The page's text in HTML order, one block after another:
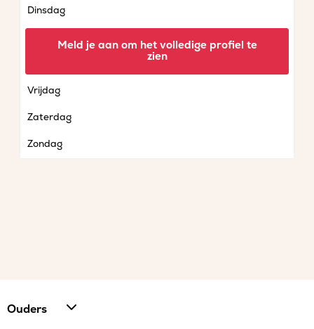
Dinsdag
Vrijdag
Zaterdag
Zondag
Meld je aan om het volledige profiel te
zien
Ouders